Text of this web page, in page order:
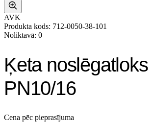
AVK
Produkta kods: 712-0050-38-101
Noliktavā: 0
Ķeta
PN10/16
Cena pēc pieprasījuma